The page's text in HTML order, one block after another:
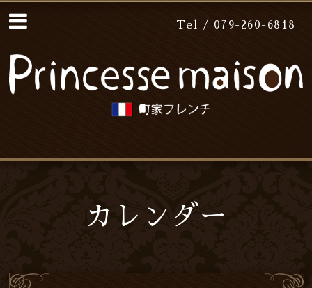
Tel / 079-260-6818
カレンダー